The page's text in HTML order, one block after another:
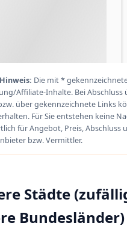
Die mit *
Affiliate-Inhalte. Bei Abschluss
über gekennzeichnete Links
Für Sie entstehen keine
für Angebot, Preis, Abschluss
bzw. Vermittler.
Städte
Bundesländer)